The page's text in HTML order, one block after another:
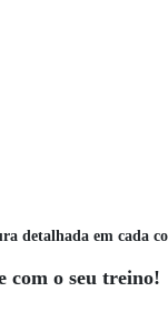
detalhada em cada
com o seu treino!